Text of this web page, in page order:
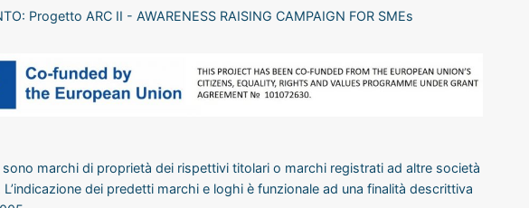
Progetto ARC II - AWARENESS RAISING CAMPAIGN FOR SMEs
marchi di proprietà dei rispettivi titolari o marchi registrati ad altre società
dei predetti marchi e loghi è funzionale ad una finalità descrittiva